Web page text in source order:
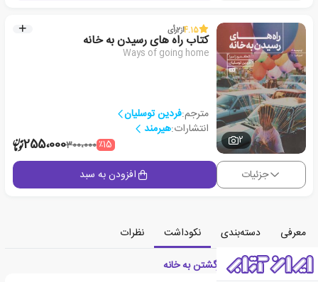
2
4.15از2رأی
کتاب راه های رسیدن به خانه
Ways of going home
مترجم:فردین توسلیان
انتشارات:هیرمند
٪15300،000255،000
جزئیات افزودن به سبد
معرفی دسته‌بندی نکوداشت
نظرات
معرفی کتاب راه های برگشتن به خانه